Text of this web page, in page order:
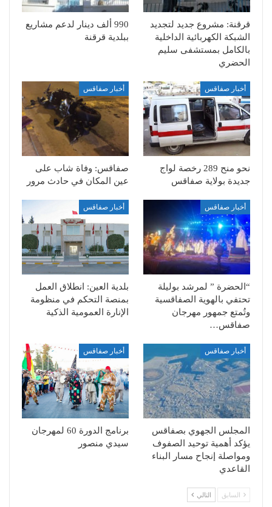
قرقنة: مشروع جديد لتجديد
الشبكة الكهربائية الداخلية
بالكامل بمستشفى سليم
الحضري
990 ألف دينار لدعم مشاريع
ببلدية قرقنة
أخبار صفاقس
نحو منح 289 رخصة لواج
جديدة بولاية صفاقس
أخبار صفاقس
صفاقس: وفاة شاب على
عين المكان في حادث مرور
أخبار صفاقس
“الحضرة ” لمرشد بوليلة
تحتفي بالهوية الصفاقسية
وتُمتع جمهور مهرجان
صفاقس…
أخبار صفاقس
بلدية العين: انطلاق العمل
بمنصة التحكم في منظومة
الإنارة العمومية الذكية
أخبار صفاقس
المجلس الجهوي بصفاقس
يؤكد أهمية توحيد الصفوف
ومواصلة إنجاح مسار البناء
القاعدي
أخبار صفاقس
برنامج الدورة 60 لمهرجان
سيدي منصور
السابق التالي